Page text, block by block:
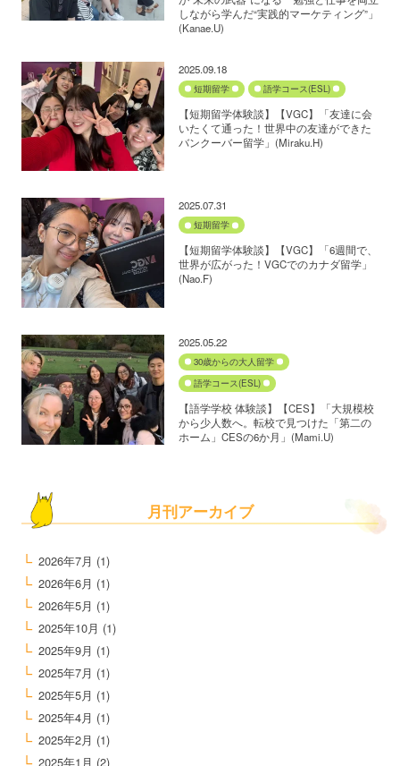
しながら学んだ“実践的マーケティング”」
(Kanae.U)
2025.09.18
短期留学 語学コース(ESL)
【短期留学体験談】【VGC】「友達に会
いたくて通った！世界中の友達ができた
バンクーバー留学」(Miraku.H)
2025.07.31
短期留学
【短期留学体験談】【VGC】「6週間で、
世界が広がった！VGCでのカナダ留学」
(Nao.F)
2025.05.22
30歳からの大人留学
語学コース(ESL)
【語学学校 体験談】【CES】「大規模校
から少人数へ。転校で見つけた「第二の
ホーム」CESの6か月」(Mami.U)
月刊アーカイブ
2026年7月 (1)
2026年6月 (1)
2026年5月 (1)
2025年10月 (1)
2025年9月 (1)
2025年7月 (1)
2025年5月 (1)
2025年4月 (1)
2025年2月 (1)
2025年1月 (2)